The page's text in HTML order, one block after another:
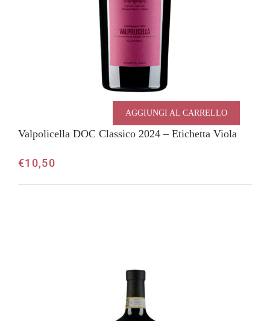
Valpolicella DOC Classico 2024 – Etichetta Viola
€10,50
AGGIUNGI AL CARRELLO